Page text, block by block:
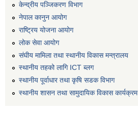
केन्द्रीय पञ्जिकरण विभाग
नेपाल कानुन आयोग
राष्ट्रिय योजना आयोग
लोक सेवा आयोग
संघीय मामिला तथा स्थानीय विकास मन्त्रालय
स्थानीय तहको लागि ICT ब्लग
स्थानीय पूर्वाधार तथा कृषि सडक विभाग
स्थानीय शासन तथा सामुदायिक विकास कार्यक्रम